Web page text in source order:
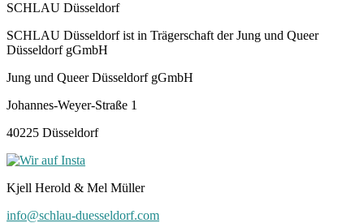
SCHLAU Düsseldorf
SCHLAU Düsseldorf ist in Trägerschaft der Jung und Queer
Düsseldorf gGmbH
Jung und Queer Düsseldorf gGmbH
Johannes-Weyer-Straße 1
40225 Düsseldorf
Kjell Herold & Mel Müller
info@schlau-duesseldorf.com